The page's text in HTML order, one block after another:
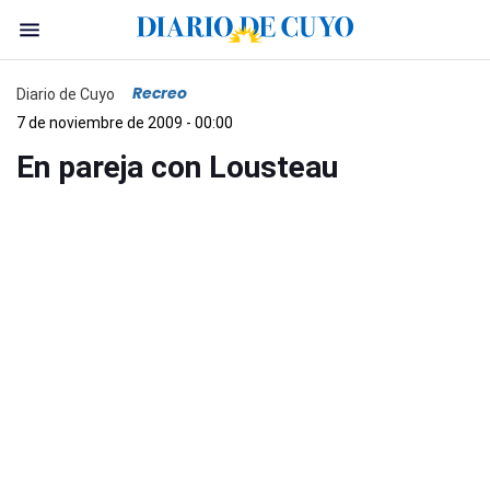
Diario de Cuyo Recreo
7 de noviembre de 2009 - 00:00
En pareja con Lousteau